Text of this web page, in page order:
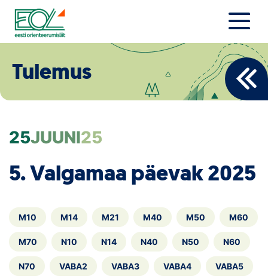
Liigu
sisu
juurde
Estonian Orienteering Federation
Eesti Orienteerumine 100!
Toetamine
Telli litsents!
Noored
Loha
Tulemus
25JUUNI25
5. Valgamaa päevak 2025
M10 M14 M21 M40 M50 M60
M70 N10 N14 N40 N50 N60
N70 VABA2 VABA3 VABA4 VABA5